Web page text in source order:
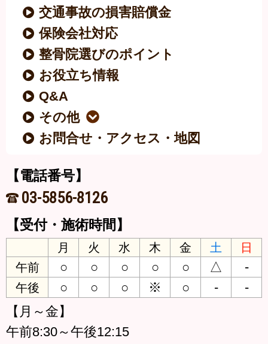
交通事故の損害賠償金
保険会社対応
整骨院選びのポイント
お役立ち情報
Q&A
その他
お問合せ・アクセス・地図
【電話番号】
03-5856-8126
【受付・施術時間】
月 火 水 木 金 土
日
午前
○ ○ ○ ○ ○ △ -
午後 ○ ○ ○ ※ ○ -
-
【月～金】
午前8:30～午後12:15